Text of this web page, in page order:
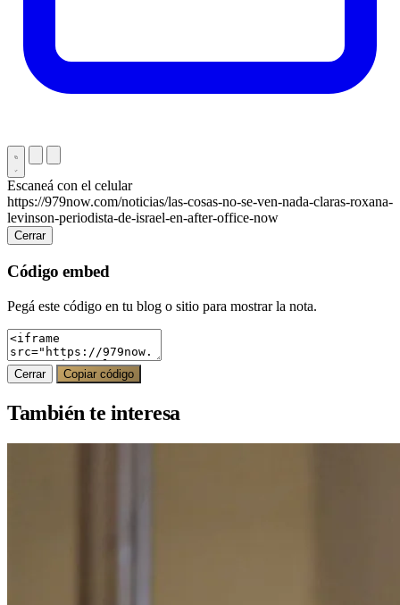
Escaneá con el celular
https://979now.com/noticias/las-cosas-no-se-ven-nada-claras-roxana-
levinson-periodista-de-israel-en-after-office-now
Cerrar
Código embed
Pegá este código en tu blog o sitio para mostrar la nota.
Cerrar Copiar código
También te interesa